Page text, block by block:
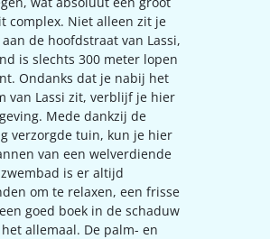
complex. Niet alleen zit je
de hoofdstraat van Lassi,
is slechts 300 meter lopen
Ondanks dat je nabij het
van Lassi zit, verblijf je hier
Mede dankzij de
verzorgde tuin, kun je hier
van een welverdiende
is er altijd
om te relaxen, een frisse
goed boek in de schaduw
allemaal. De palm- en